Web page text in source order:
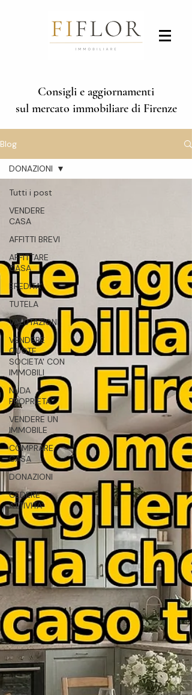
Consigli e aggiornamenti
sul mercato immobiliare di Firenze
Blog
Tutti i post
VENDERE
CASA
AFFITTI BREVI
AFFITTARE
CASA
EREDITA'
TUTELA
VALUTAZIONI
VENDERE
QUOTE
SOCIETA' CON
IMMOBILI
NUDA
PROPRIETA'
VENDERE UN
IMMOBILE
COMPRARE
CASA
DONAZIONI
CEDERE
ATTIVITA'
DONAZIONI